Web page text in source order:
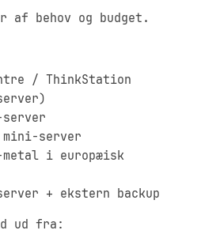
af behov og budget.
/ ThinkStation
server
i europæisk
+ ekstern backup
ud fra: